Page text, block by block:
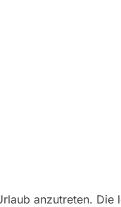
anzutreten. Die